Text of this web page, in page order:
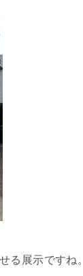
る展示ですね。